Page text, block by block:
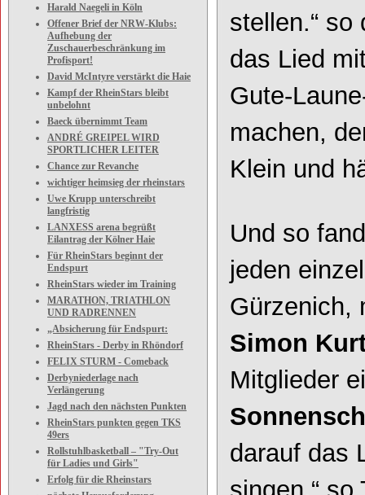
Harald Naegeli in Köln
Offener Brief der NRW-Klubs:
Aufhebung der
Zuschauerbeschränkung im
Profisport!
David McIntyre verstärkt die Haie
Kampf der RheinStars bleibt
unbelohnt
Baeck übernimmt Team
ANDRÉ GREIPEL WIRD
SPORTLICHER LEITER
Chance zur Revanche
wichtiger heimsieg der rheinstars
Uwe Krupp unterschreibt
langfristig
LANXESS arena begrüßt
Eilantrag der Kölner Haie
Für RheinStars beginnt der
Endspurt
RheinStars wieder im Training
MARATHON, TRIATHLON
UND RADRENNEN
„Absicherung für Endspurt:
RheinStars - Derby in Rhöndorf
FELIX STURM - Comeback
Derbyniederlage nach
Verlängerung
Jagd nach den nächsten Punkten
RheinStars punkten gegen TKS
49ers
Rollstuhlbasketball – "Try-Out
für Ladies und Girls"
Erfolg für die Rheinstars
stellen.“ so
das Lied
Gute-
machen,
Klein und
Und so
jeden
Gürzenich,
Simon
Mitglieder
darauf das
singen.“ so